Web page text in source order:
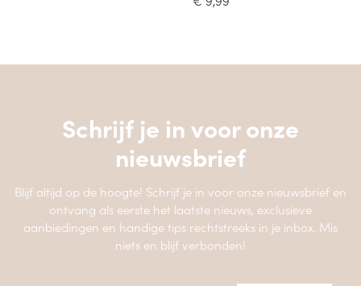
Schrijf je in voor onze
nieuwsbrief
Blijf altijd op de hoogte! Schrijf je in voor onze nieuwsbrief en
ontvang als eerste het laatste nieuws, exclusieve
aanbiedingen en handige tips rechtstreeks in je inbox. Mis
niets en blijf verbonden!